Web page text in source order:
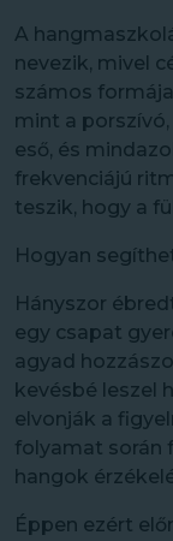
A
nevezik, mivel
számos
mint a porszívó,
eső, és
frekvenciájú
teszik, hogy a
Hogyan
Hányszor
egy csapat
agyad
kevésbé leszel
elvonják a
folyamat során
hangok
Éppen ezért